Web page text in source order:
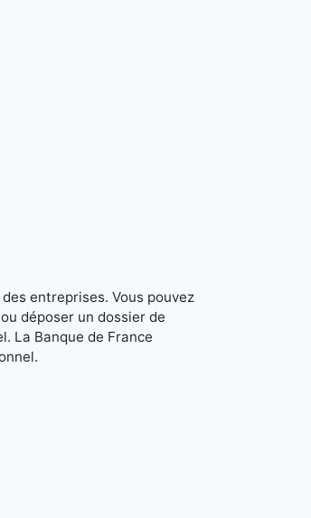
entreprises. Vous pouvez
déposer un dossier de
La Banque de France